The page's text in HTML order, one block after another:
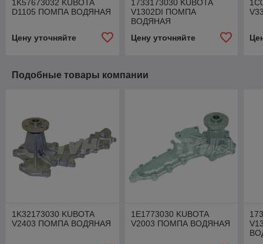
1K57673032 KUBOTA
D1105 ПОМПА ВОДЯНАЯ
Цену уточняйте
1733173030 KUBOTA
V1302DI ПОМПА
ВОДЯНАЯ
Цену уточняйте
Подобные товары компании
1K32173030 KUBOTA
V2403 ПОМПА ВОДЯНАЯ
1E1773030 KUBOTA
V2003 ПОМПА ВОДЯНАЯ